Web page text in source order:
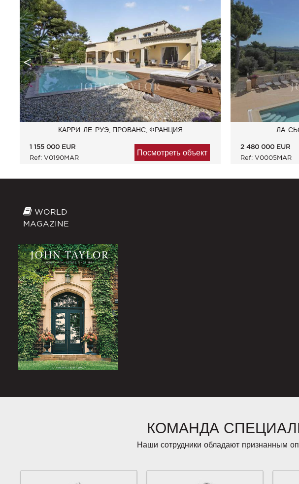
КАРРИ-ЛЕ-РУЭ, ПРОВАНС, ФРАНЦИЯ
1 155 000 EUR
Ref: V0190MAR
Посмотреть объект
ЛА-
2 480 000 EUR
Ref: V0005MAR
WORLD
MAGAZINE
КОМАНДА
Наши сотрудники обладают признанным